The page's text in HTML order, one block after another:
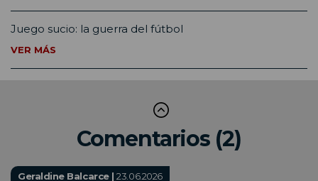
Juego sucio: la guerra del fútbol
VER MÁS
Comentarios (2)
Geraldine Balcarce |23.06.2026